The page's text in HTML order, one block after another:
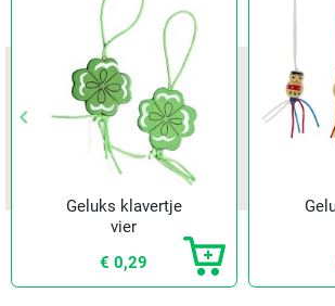
Vorige
keyboard_arrow_leftVorige
keyboard_arrow_left
Geluks klavertje
vier
€ 0,29